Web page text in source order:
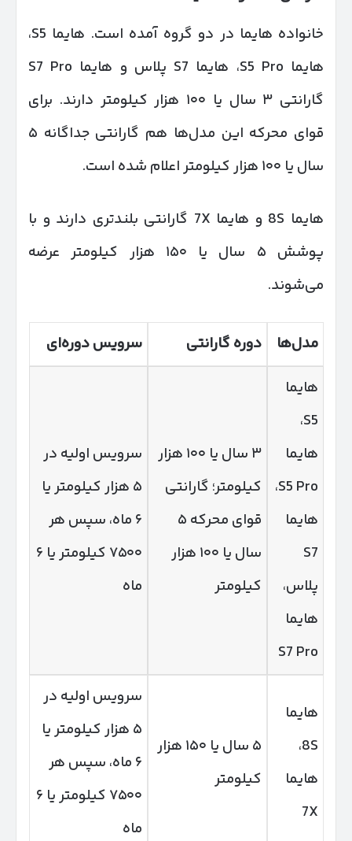
خانواده هایما در دو گروه آمده است. هایما S5،
هایما S5 Pro، هایما S7 پلاس و هایما S7 Pro
گارانتی ۳ سال یا ۱۰۰ هزار کیلومتر دارند. برای
قوای محرکه این مدل‌ها هم گارانتی جداگانه ۵
سال یا ۱۰۰ هزار کیلومتر اعلام شده است.
هایما 8S و هایما 7X گارانتی بلندتری دارند و با
پوشش ۵ سال یا ۱۵۰ هزار کیلومتر عرضه
می‌شوند.
مدل‌ها دوره گارانتی
سرویس دوره‌ای
هایما
S5،
هایما
S5 Pro،
هایما
S7
پلاس،
هایما
S7 Pro
۳ سال یا ۱۰۰ هزار
کیلومتر؛ گارانتی
قوای محرکه ۵
سال یا ۱۰۰ هزار
کیلومتر
سرویس اولیه در
۵ هزار کیلومتر یا
۶ ماه، سپس هر
۷۵۰۰ کیلومتر یا ۶
ماه
هایما
8S،
هایما
7X
۵ سال یا ۱۵۰ هزار
کیلومتر
سرویس اولیه در
۵ هزار کیلومتر یا
۶ ماه، سپس هر
۷۵۰۰ کیلومتر یا ۶
ماه